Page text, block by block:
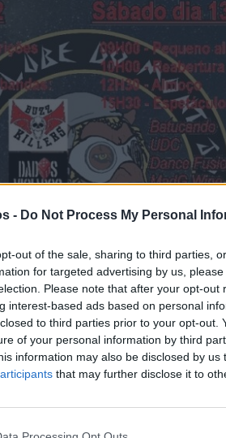
- Do Not Process My Personal
out of the sale, sharing to third parties,
for targeted advertising by us,
Please note that after your opt-out
interest-based ads based on personal
to third parties prior to your opt-out.
of your personal information by third
information may also be disclosed by us
that may further disclose it to